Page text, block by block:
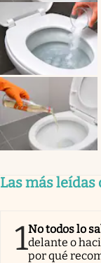
Las más
1No todos lo
delante o
por qué